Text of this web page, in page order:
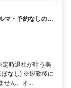
マ・予約なしの環
時退社が叶う美
なし) ※退勤後に
せん。オ...